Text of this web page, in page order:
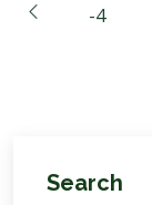
-4
Search